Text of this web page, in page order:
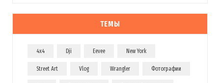
ТЕМЫ
4x4 Dji Eevee New York
Street Art Vlog Wrangler Фотографии